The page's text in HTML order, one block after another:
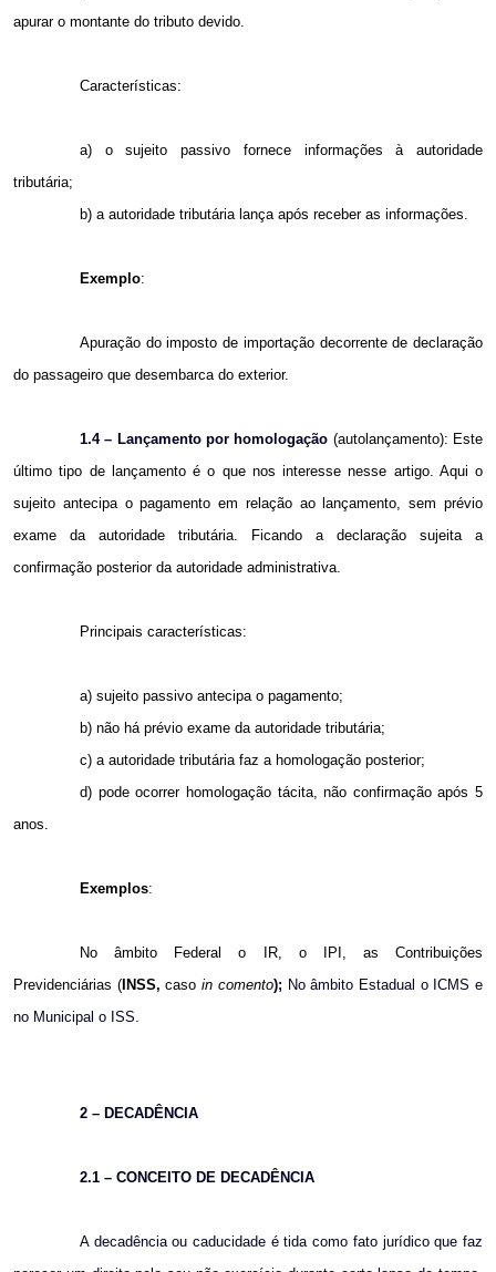
apurar o montante do tributo devido.
Características:
a) o sujeito passivo fornece informações à autoridade
tributária;
b) a autoridade tributária lança após receber as informações.
Exemplo:
Apuração do imposto de importação decorrente de declaração
do passageiro que desembarca do exterior.
1.4 – Lançamento por homologação (autolançamento): Este
último tipo de lançamento é o que nos interesse nesse artigo. Aqui o
sujeito antecipa o pagamento em relação ao lançamento, sem prévio
exame da autoridade tributária. Ficando a declaração sujeita a
confirmação posterior da autoridade administrativa.
Principais características:
a) sujeito passivo antecipa o pagamento;
b) não há prévio exame da autoridade tributária;
c) a autoridade tributária faz a homologação posterior;
d) pode ocorrer homologação tácita, não confirmação após 5
anos.
Exemplos:
No âmbito Federal o IR, o IPI, as Contribuições
Previdenciárias (INSS,casoin comento); No âmbito Estadual o ICMS e
no Municipal o ISS.
2 – DECADÊNCIA
2.1 – CONCEITO DE DECADÊNCIA
A decadência ou caducidade é tida como fato jurídico que faz